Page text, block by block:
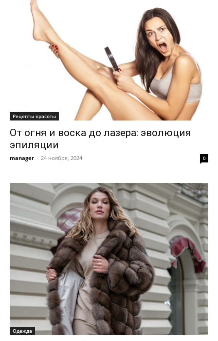
Рецепты красоты
От огня и воска до лазера: эволюция
эпиляции
manager - 24 ноября, 2024 0
Одежда